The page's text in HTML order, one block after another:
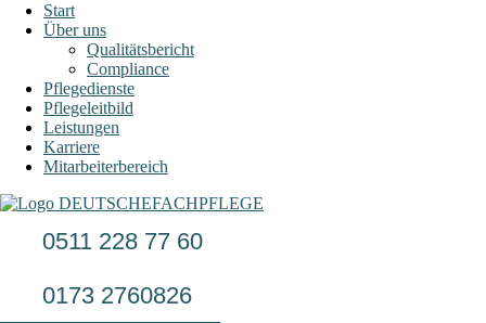
Start
Über uns
Qualitätsbericht
Compliance
Pflegedienste
Pflegeleitbild
Leistungen
Karriere
Mitarbeiterbereich
0511 228 77 60
0173 2760826